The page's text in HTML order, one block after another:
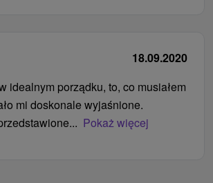
18.09.2020
idealnym porządku, to, co musiałem
mi doskonale wyjaśnione.
Pokaż więcej